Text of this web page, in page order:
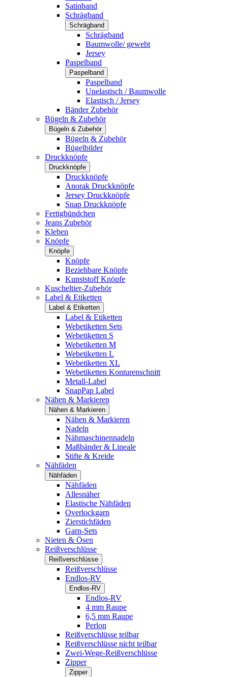
Satinband
Schrägband
Schrägband
Schrägband
Baumwolle/ gewebt
Jersey
Paspelband
Paspelband
Paspelband
Unelastisch / Baumwolle
Elastisch / Jersey
Bänder Zubehör
Bügeln & Zubehör
Bügeln & Zubehör
Bügeln & Zubehör
Bügelbilder
Druckknöpfe
Druckknöpfe
Druckknöpfe
Anorak Druckknöpfe
Jersey Druckknöpfe
Snap Druckknöpfe
Fertigbündchen
Jeans Zubehör
Kleben
Knöpfe
Knöpfe
Knöpfe
Beziehbare Knöpfe
Kunststoff Knöpfe
Kuscheltier-Zubehör
Label & Etiketten
Label & Etiketten
Label & Etiketten
Webetiketten Sets
Webetiketten S
Webetiketten M
Webetiketten L
Webetiketten XL
Webetiketten Konturenschnitt
Metall-Label
SnapPap Label
Nähen & Markieren
Nähen & Markieren
Nähen & Markieren
Nadeln
Nähmaschinennadeln
Maßbänder & Lineale
Stifte & Kreide
Nähfäden
Nähfäden
Nähfäden
Allesnäher
Elastische Nähfäden
Overlockgarn
Zierstichfäden
Garn-Sets
Nieten & Ösen
Reißverschlüsse
Reißverschlüsse
Reißverschlüsse
Endlos-RV
Endlos-RV
Endlos-RV
4 mm Raupe
6,5 mm Raupe
Perlon
Reißverschlüsse teilbar
Reißverschlüsse nicht teilbar
Zwei-Wege-Reißverschlüsse
Zipper
Zipper